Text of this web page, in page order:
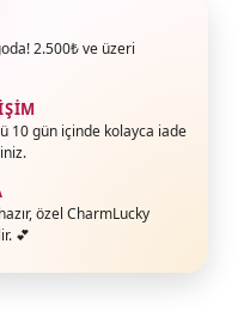
2.500₺ ve üzeri
10 gün içinde kolayca iade
özel CharmLucky
💕